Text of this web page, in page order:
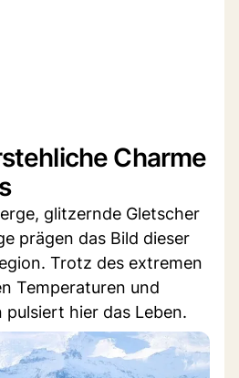
Charme
glitzernde Gletscher
prägen das Bild dieser
Trotz des extremen
Temperaturen und
pulsiert hier das Leben.